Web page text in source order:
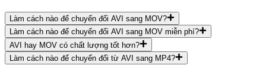
Làm cách nào để chuyển đổi AVI sang MOV?
Làm cách nào để chuyển đổi AVI sang MOV miễn phí?
AVI hay MOV có chất lượng tốt hơn?
Làm cách nào để chuyển đổi từ AVI sang MP4?